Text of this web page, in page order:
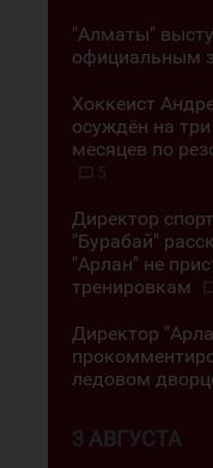
"Алматы"
официальным
Хоккеист
осуждён на
месяцев по
5
Директор
"Бурабай"
"Арлан" не
тренировкам
Директор
ледовом
3 АВГУСТА